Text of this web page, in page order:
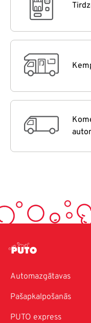
Automazgātavas
Pašapkalpošanās
PUTO express